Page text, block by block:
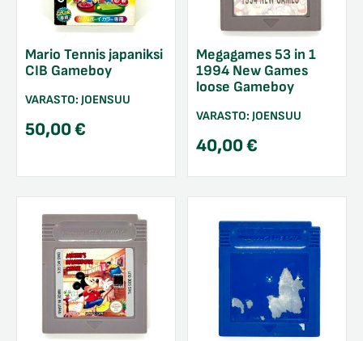
Mario Tennis japaniksi
CIB Gameboy
VARASTO: JOENSUU
50,00€
Megagames 53 in 1
1994 New Games
loose Gameboy
VARASTO: JOENSUU
40,00€